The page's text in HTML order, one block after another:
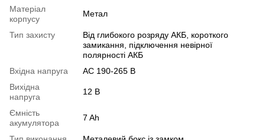
Матеріал
корпусу
Метал
Тип захисту
Від глибокого розряду АКБ, короткого
замикання, підключення невірної
полярності АКБ
Вхідна напруга
AC 190-265 В
Вихідна
напруга
12 В
Ємність
акумулятора
7 Ah